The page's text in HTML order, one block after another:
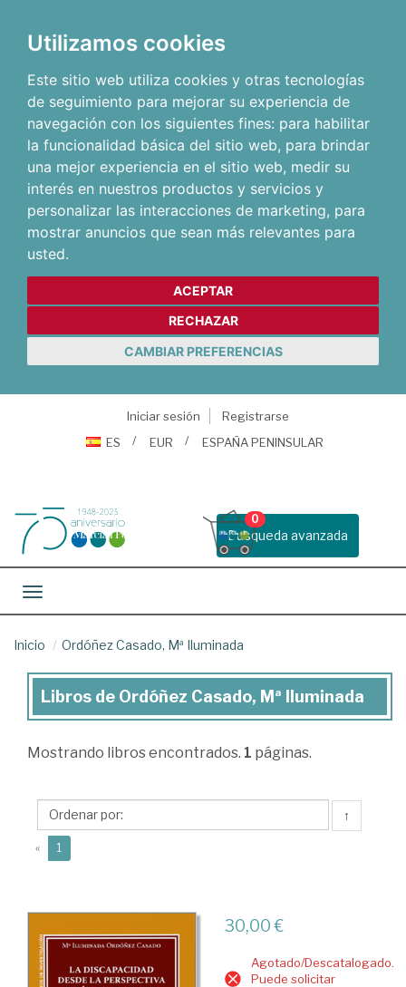
Utilizamos cookies
Este sitio web utiliza cookies y otras tecnologías
de seguimiento para mejorar su experiencia de
navegación con los siguientes fines: para habilitar
la funcionalidad básica del sitio web, para brindar
una mejor experiencia en el sitio web, medir su
interés en nuestros productos y servicios y
personalizar las interacciones de marketing, para
mostrar anuncios que sean más relevantes para
usted.
ACEPTAR
RECHAZAR
CAMBIAR PREFERENCIAS
Iniciar sesión
Registrarse
ES
EUR ESPAÑA PENINSULAR
Busqueda avanzada
0
Toggle navigation
Inicio Ordóñez Casado, Mª Iluminada
Libros
Ordóñez
Mª
Iluminada
Libros de Ordóñez Casado, Mª Iluminada
Mostrando libros encontrados. 1 páginas.
↑
« 1
30,00 €
Agotado/Descatalogado.
Puede solicitar